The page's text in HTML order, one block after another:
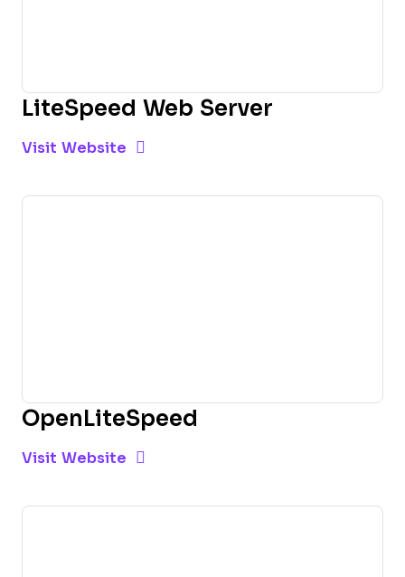
LiteSpeed Web Server
Visit Website Opens New Window
OpenLiteSpeed
Visit Website Opens New Window